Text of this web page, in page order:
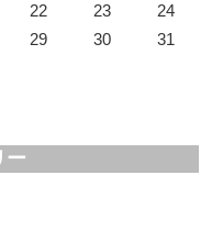
22 23
24
29 30
31
ー